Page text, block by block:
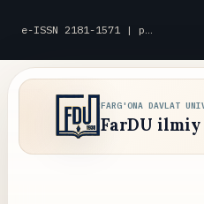
e-ISSN 2181-1571 | p-ISSN 2010-8419
FARG'ONA DAVLAT
FarDU